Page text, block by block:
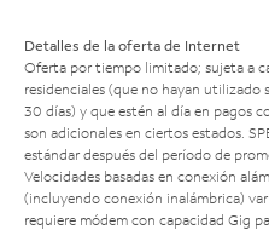
Detalles de la oferta de Internet
Oferta por tiempo limitado; sujeta a
residenciales (que no hayan
30 días) y que estén al día en pagos
son adicionales en ciertos estados.
estándar después del período de
Velocidades basadas en conexión
(incluyendo conexión inalámbrica)
requiere módem con capacidad Gig